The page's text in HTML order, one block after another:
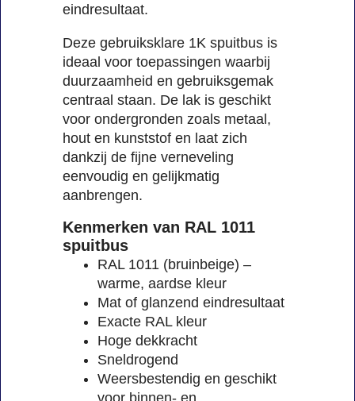
eindresultaat.
Deze gebruiksklare 1K spuitbus is
ideaal voor toepassingen waarbij
duurzaamheid en gebruiksgemak
centraal staan. De lak is geschikt
voor ondergronden zoals metaal,
hout en kunststof en laat zich
dankzij de fijne verneveling
eenvoudig en gelijkmatig
aanbrengen.
Kenmerken van RAL 1011
spuitbus
RAL 1011 (bruinbeige) –
warme, aardse kleur
Mat of glanzend eindresultaat
Exacte RAL kleur
Hoge dekkracht
Sneldrogend
Weersbestendig en geschikt